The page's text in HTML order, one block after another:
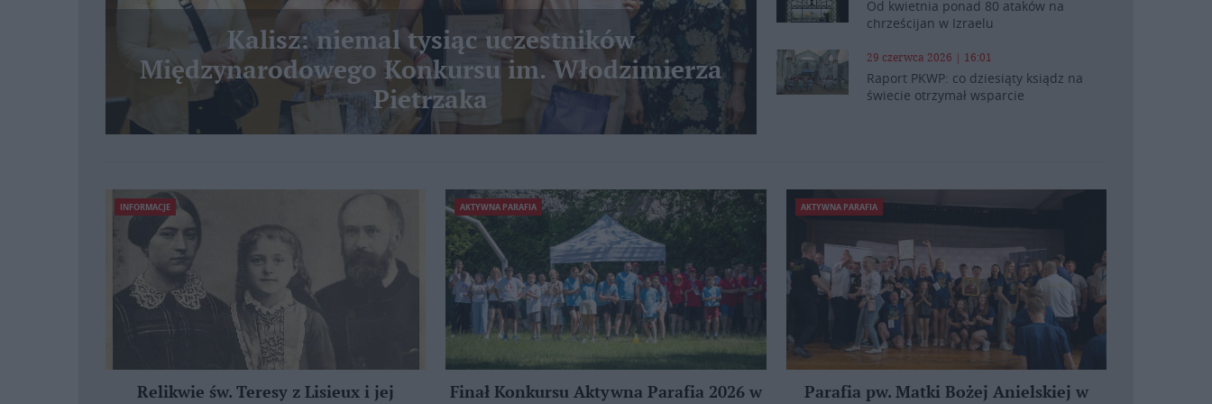
Kalisz: niemal tysiąc uczestników
Międzynarodowego Konkursu im. Włodzimierza
Pietrzaka
Od kwietnia ponad 80 ataków na
chrześcijan w Izraelu
29 czerwca 2026 | 16:01
Raport PKWP: co dziesiąty ksiądz na
świecie otrzymał wsparcie
INFORMACJE
Relikwie św. Teresy z Lisieux i jej
AKTYWNA PARAFIA
Finał Konkursu Aktywna Parafia 2026 w
AKTYWNA PARAFIA
Parafia pw. Matki Bożej Anielskiej w